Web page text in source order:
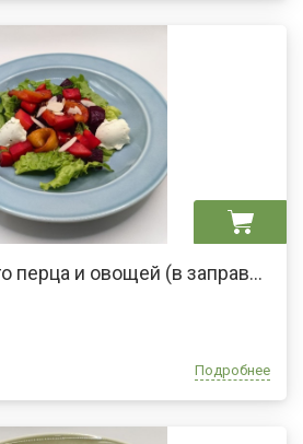
Салат из печеного перца и овощей (в заправке есть мед)
Подробнее